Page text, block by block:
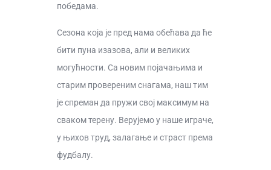
победама.
Сезона која је пред нама обећава да ће
бити пуна изазова, али и великих
могућности. Са новим појачањима и
старим провереним снагама, наш тим
је спреман да пружи свој максимум на
сваком терену. Верујемо у наше играче,
у њихов труд, залагање и страст према
фудбалу.